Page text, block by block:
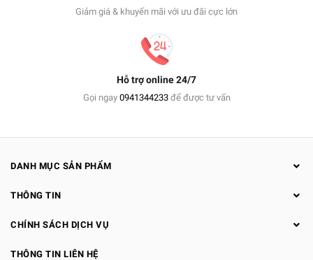
Giảm giá & khuyến mãi với ưu đãi cực lớn
Hỗ trợ online 24/7
Gọi ngay 0941344233để được tư vấn
DANH MỤC SẢN PHẨM
THÔNG TIN
CHÍNH SÁCH DỊCH VỤ
THÔNG TIN LIÊN HỆ